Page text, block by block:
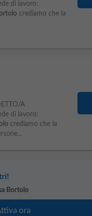
di lavoro:
crediamo che la
A
di lavoro:
crediamo che la
Bortolo